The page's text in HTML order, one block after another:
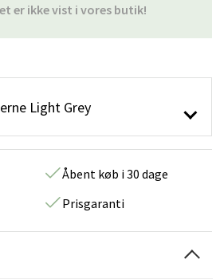
er ikke vist i vores butik!
Light Grey
Åbent køb i 30 dage
Prisgaranti